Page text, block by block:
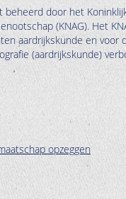
beheerd door het
(KNAG). Het
aardrijkskunde en voor
(aardrijkskunde)
opzeggen